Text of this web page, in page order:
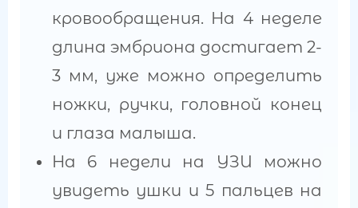
кровообращения. На 4 неделе
длина эмбриона достигает 2-
3 мм, уже можно определить
ножки, ручки, головной конец
и глаза малыша.
На 6 недели на УЗИ можно
увидеть ушки и 5 пальцев на